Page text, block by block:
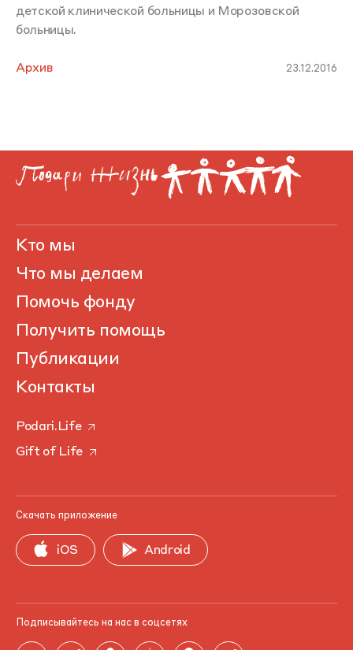
детской клинической больницы и Морозовской
больницы.
Архив 23.12.2016
Кто мы
Что мы делаем
Помочь фонду
Получить помощь
Публикации
Контакты
Podari.Life
Gift of Life
Скачать приложение
iOS Android
Подписывайтесь на нас в соцсетях